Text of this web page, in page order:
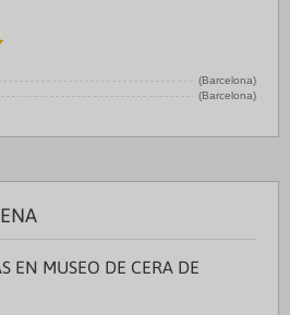
(Barcelona)
(Barcelona)
EN MUSEO DE CERA DE